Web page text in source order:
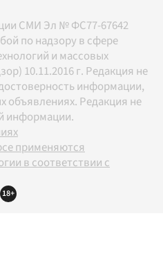
СМИ Эл № ФС77-67642
по надзору в сфере
и массовых
10.11.2016 г. Редакция не
информации,
объявлениях. Редакция не
информации.
применяются
в соответствии с
18+